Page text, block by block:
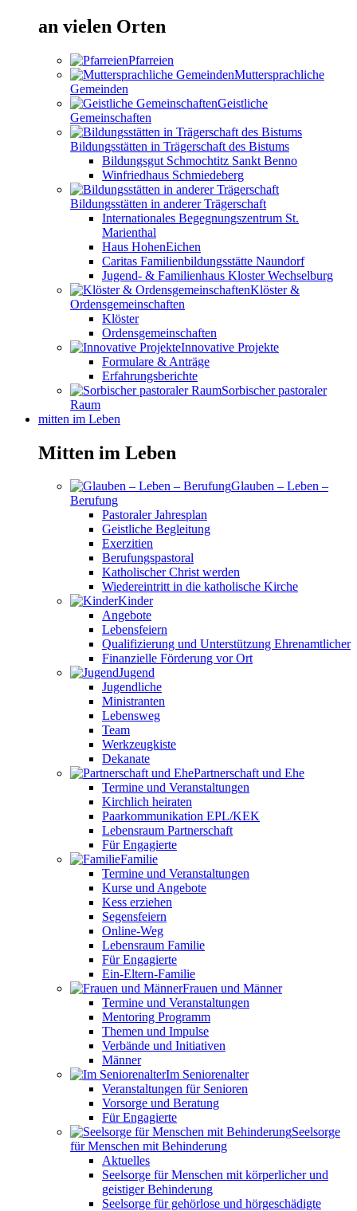
an vielen Orten
Pfarreien
Muttersprachliche
Gemeinden
Geistliche
Gemeinschaften
Bildungsstätten in Trägerschaft des Bistums
Bildungsgut Schmochtitz Sankt Benno
Winfriedhaus Schmiedeberg
Bildungsstätten in anderer Trägerschaft
Internationales Begegnungszentrum St.
Marienthal
Haus HohenEichen
Caritas Familienbildungsstätte Naundorf
Jugend- & Familienhaus Kloster Wechselburg
Klöster &
Ordensgemeinschaften
Klöster
Ordensgemeinschaften
Innovative Projekte
Formulare & Anträge
Erfahrungsberichte
Sorbischer pastoraler
Raum
mitten im Leben
Mitten im Leben
Glauben – Leben –
Berufung
Pastoraler Jahresplan
Geistliche Begleitung
Exerzitien
Berufungspastoral
Katholischer Christ werden
Wiedereintritt in die katholische Kirche
Kinder
Angebote
Lebensfeiern
Qualifizierung und Unterstützung Ehrenamtlicher
Finanzielle Förderung vor Ort
Jugend
Jugendliche
Ministranten
Lebensweg
Team
Werkzeugkiste
Dekanate
Partnerschaft und Ehe
Termine und Veranstaltungen
Kirchlich heiraten
Paarkommunikation EPL/KEK
Lebensraum Partnerschaft
Für Engagierte
Familie
Termine und Veranstaltungen
Kurse und Angebote
Kess erziehen
Segensfeiern
Online-Weg
Lebensraum Familie
Für Engagierte
Ein-Eltern-Familie
Frauen und Männer
Termine und Veranstaltungen
Mentoring Programm
Themen und Impulse
Verbände und Initiativen
Männer
Im Seniorenalter
Veranstaltungen für Senioren
Vorsorge und Beratung
Für Engagierte
Seelsorge
für Menschen mit Behinderung
Aktuelles
Seelsorge für Menschen mit körperlicher und
geistiger Behinderung
Seelsorge für gehörlose und hörgeschädigte